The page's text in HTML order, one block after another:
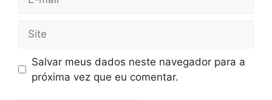
mail
Salvar meus dados neste navegador para a
próxima vez que eu comentar.